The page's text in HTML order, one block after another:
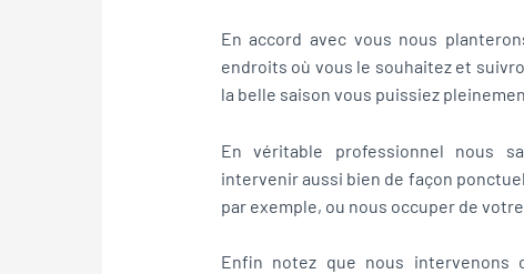
En accord avec vous nous
endroits où vous le souhaitez et
la belle saison vous puissiez
En véritable professionnel nous
intervenir aussi bien de façon
par exemple, ou nous occuper de
Enfin notez que nous intervenons